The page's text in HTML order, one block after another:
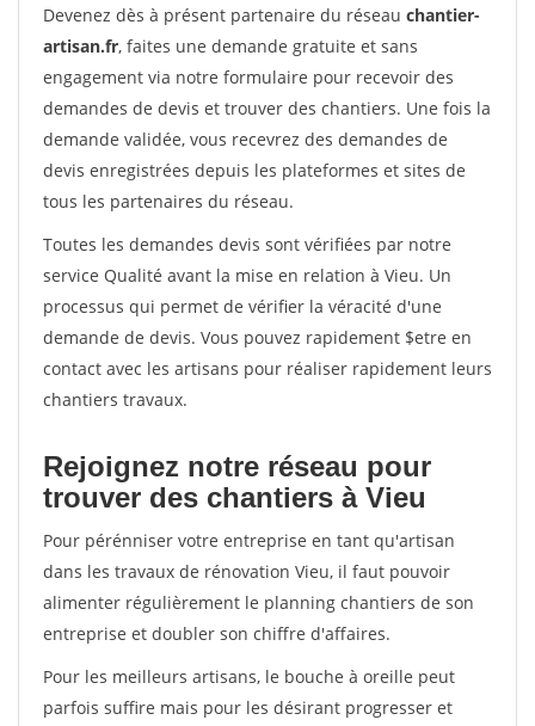
Devenez dès à présent partenaire du réseau chantier-
artisan.fr, faites une demande gratuite et sans
engagement via notre formulaire pour recevoir des
demandes de devis et trouver des chantiers. Une fois la
demande validée, vous recevrez des demandes de
devis enregistrées depuis les plateformes et sites de
tous les partenaires du réseau.
Toutes les demandes devis sont vérifiées par notre
service Qualité avant la mise en relation à Vieu. Un
processus qui permet de vérifier la véracité d'une
demande de devis. Vous pouvez rapidement $etre en
contact avec les artisans pour réaliser rapidement leurs
chantiers travaux.
Rejoignez notre réseau pour
trouver des chantiers à Vieu
Pour pérénniser votre entreprise en tant qu'artisan
dans les travaux de rénovation Vieu, il faut pouvoir
alimenter régulièrement le planning chantiers de son
entreprise et doubler son chiffre d'affaires.
Pour les meilleurs artisans, le bouche à oreille peut
parfois suffire mais pour les désirant progresser et